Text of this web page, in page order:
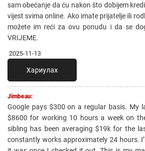
sam obećanje da ću nakon što dobijem
vijest svima online. Ako imate prijatelje ili
možete im reći za ovu ponudu i da se
VRIJEME.
2025-11-13
Хариулах
Jimbeau:
Google pays $300 on a regular basis. My
$8600 for working 10 hours a week on
sibling has been averaging $19k for the
constantly works approximately 24 hours.